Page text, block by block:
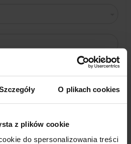
O plikach cookies
z plików cookie
do spersonalizowania treści